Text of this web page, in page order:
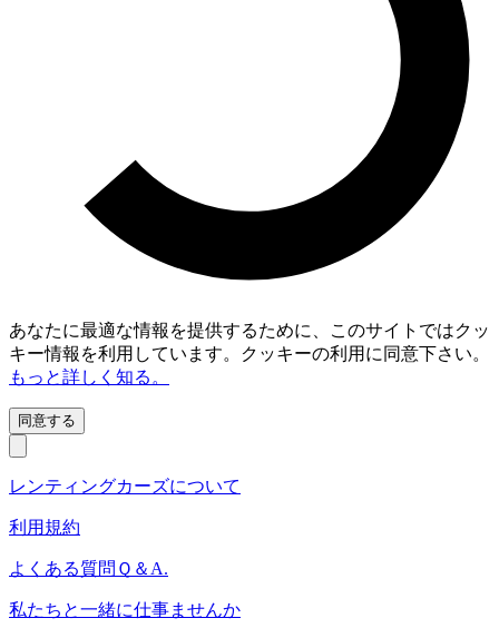
あなたに最適な情報を提供するために、このサイトではクッ
キー情報を利用しています。クッキーの利用に同意下さい。
もっと詳しく知る。
同意する
レンティングカーズについて
利用規約
よくある質問Ｑ＆A.
私たちと一緒に仕事ませんか